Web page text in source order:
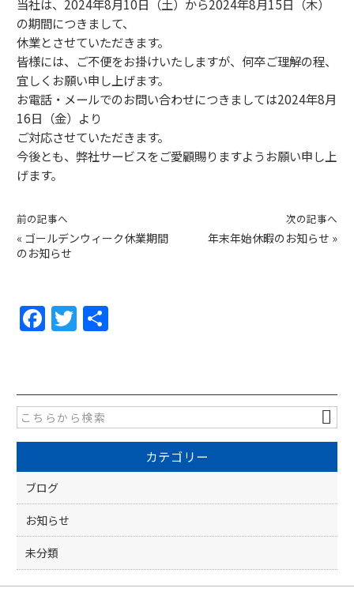
当社は、2024年8月10日（土）から2024年8月15日（木）
の期間につきまして、
休業とさせていただきます。
皆様には、ご不便をお掛けいたしますが、何卒ご理解の程、
宜しくお願い申し上げます。
お電話・メールでのお問い合わせにつきましては2024年8月
16日（金）より
ご対応させていただきます。
今後とも、弊社サービスをご愛顧賜りますようお願い申し上
げます。
前の記事へ
« ゴールデンウィーク休業期間
のお知らせ
次の記事へ
年末年始休暇のお知らせ »
F
a
e
b
o
o
k
T
w
er
カテゴリー
ブログ
お知らせ
未分類